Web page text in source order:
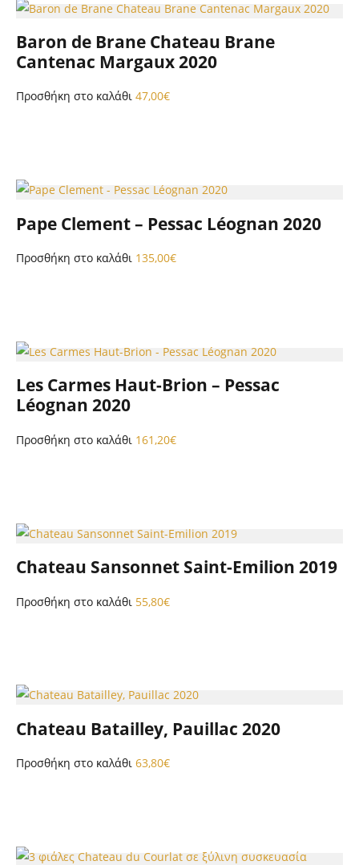
Baron de Brane Chateau Brane
Cantenac Margaux 2020
Προσθήκη στο καλάθι 47,00€
Pape Clement – Pessac Léognan 2020
Προσθήκη στο καλάθι 135,00€
Les Carmes Haut-Brion – Pessac
Léognan 2020
Προσθήκη στο καλάθι 161,20€
Chateau Sansonnet Saint-Emilion 2019
Προσθήκη στο καλάθι 55,80€
Chateau Batailley, Pauillac 2020
Προσθήκη στο καλάθι 63,80€